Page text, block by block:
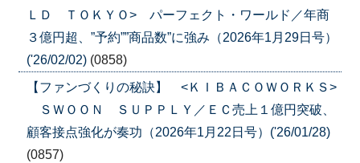
ＬＤ ＴＯＫＹＯ> パーフェクト・ワールド／年商
３億円超、”予約””商品数”に強み（2026年1月29日号）
('26/02/02) (0858)
【ファンづくりの秘訣】 <ＫＩＢＡＣＯＷＯＲＫＳ>
ＳＷＯＯＮ ＳＵＰＰＬＹ／ＥＣ売上１億円突破、
顧客接点強化が奏功（2026年1月22日号）('26/01/28)
(0857)